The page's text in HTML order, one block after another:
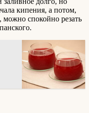
кипения, а потом,
спокойно резать